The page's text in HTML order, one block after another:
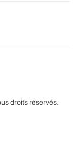
droits réservés.